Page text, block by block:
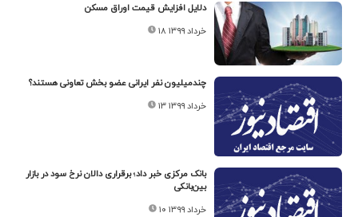
دلایل افزایش قیمت اوراق مسکن
۱۸ خرداد ۱۳۹۹
چندمیلیون نفر ایرانی عضو بخش تعاونی هستند؟
۱۳ خرداد ۱۳۹۹
بانک مرکزی خبر داد؛ برقراری دالان نرخ سود در بازار
بین‌بانکی
۱۰ خرداد ۱۳۹۹